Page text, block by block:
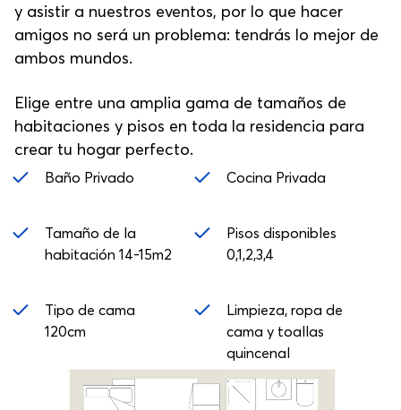
y asistir a nuestros eventos, por lo que hacer
amigos no será un problema: tendrás lo mejor de
ambos mundos.
Elige entre una amplia gama de tamaños de
habitaciones y pisos en toda la residencia para
crear tu hogar perfecto.
Baño Privado Cocina Privada
Tamaño de la
habitación 14-15m2
Pisos disponibles
0,1,2,3,4
Tipo de cama
120cm
Limpieza, ropa de
cama y toallas
quincenal